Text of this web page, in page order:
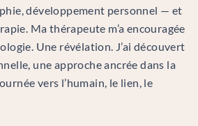
développement personnel — et
Ma thérapeute m’a encouragée
Une révélation. J’ai découvert
une approche ancrée dans la
vers l’humain, le lien, le